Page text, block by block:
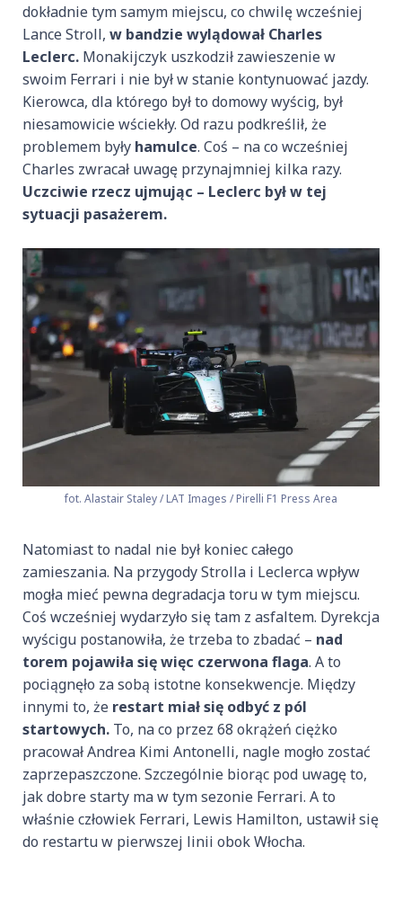
dokładnie tym samym miejscu, co chwilę wcześniej
Lance Stroll, w bandzie wylądował Charles
Leclerc. Monakijczyk uszkodził zawieszenie w
swoim Ferrari i nie był w stanie kontynuować jazdy.
Kierowca, dla którego był to domowy wyścig, był
niesamowicie wściekły. Od razu podkreślił, że
problemem były hamulce. Coś – na co wcześniej
Charles zwracał uwagę przynajmniej kilka razy.
Uczciwie rzecz ujmując – Leclerc był w tej
sytuacji pasażerem.
fot. Alastair Staley / LAT Images / Pirelli F1 Press Area
Natomiast to nadal nie był koniec całego
zamieszania. Na przygody Strolla i Leclerca wpływ
mogła mieć pewna degradacja toru w tym miejscu.
Coś wcześniej wydarzyło się tam z asfaltem. Dyrekcja
wyścigu postanowiła, że trzeba to zbadać – nad
torem pojawiła się więc czerwona flaga. A to
pociągnęło za sobą istotne konsekwencje. Między
innymi to, że restart miał się odbyć z pól
startowych. To, na co przez 68 okrążeń ciężko
pracował Andrea Kimi Antonelli, nagle mogło zostać
zaprzepaszczone. Szczególnie biorąc pod uwagę to,
jak dobre starty ma w tym sezonie Ferrari. A to
właśnie człowiek Ferrari, Lewis Hamilton, ustawił się
do restartu w pierwszej linii obok Włocha.